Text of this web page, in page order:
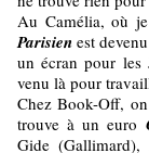
Au Camélia, où
Parisienest
un écran pour les
venu là pour
Chez Book-Off,
trouve à un euro
Gide (Gallimard),